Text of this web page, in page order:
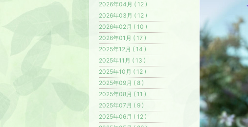
2026年04月 ( 12 )
2026年03月 ( 12 )
2026年02月 ( 10 )
2026年01月 ( 17 )
2025年12月 ( 14 )
2025年11月 ( 13 )
2025年10月 ( 12 )
2025年09月 ( 8 )
2025年08月 ( 11 )
2025年07月 ( 9 )
2025年06月 ( 12 )